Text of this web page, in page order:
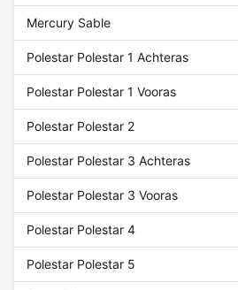
Mercury Sable
Polestar Polestar 1 Achteras
Polestar Polestar 1 Vooras
Polestar Polestar 2
Polestar Polestar 3 Achteras
Polestar Polestar 3 Vooras
Polestar Polestar 4
Polestar Polestar 5